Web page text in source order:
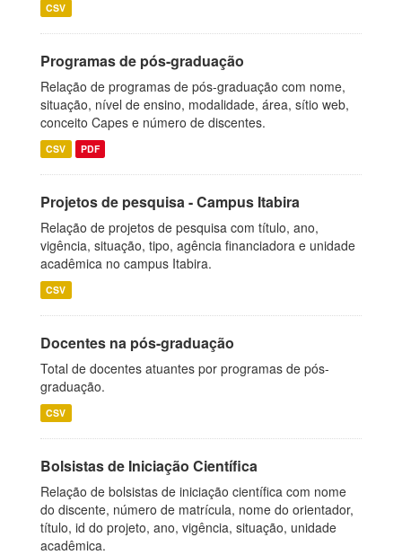
CSV
Programas de pós-graduação
Relação de programas de pós-graduação com nome,
situação, nível de ensino, modalidade, área, sítio web,
conceito Capes e número de discentes.
CSV PDF
Projetos de pesquisa - Campus Itabira
Relação de projetos de pesquisa com título, ano,
vigência, situação, tipo, agência financiadora e unidade
acadêmica no campus Itabira.
CSV
Docentes na pós-graduação
Total de docentes atuantes por programas de pós-
graduação.
CSV
Bolsistas de Iniciação Científica
Relação de bolsistas de iniciação científica com nome
do discente, número de matrícula, nome do orientador,
título, id do projeto, ano, vigência, situação, unidade
acadêmica.